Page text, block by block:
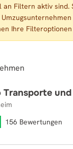
an Filtern aktiv sind.
Ihre
Transporte und
156 Bewertungen
Umzüge